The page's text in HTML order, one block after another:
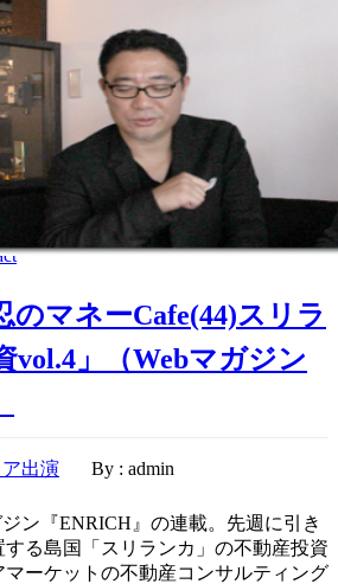
メールマガジン
書籍・ムックの制作
各種メディアでのコラムの制作、取材
セミナー、講演への講師派遣
内
ミッション
会社概要
内藤忍のご紹介
合わせ
のマネーCafe(44)スリラ
vol.4」（Webマガジン
ア出演 By : admin
ン『ENRICH』の連載。先週に引き
る島国「スリランカ」の不動産投資
ーケットの不動産コンサルティング